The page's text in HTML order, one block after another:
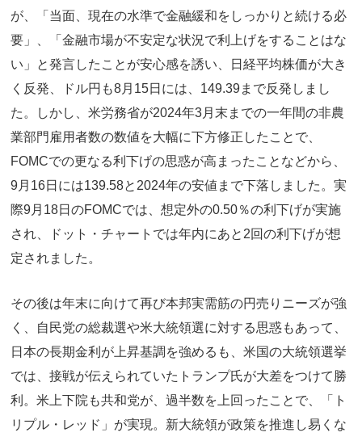
が、「当面、現在の水準で金融緩和をしっかりと続ける必
要」、「金融市場が不安定な状況で利上げをすることはな
い」と発言したことが安心感を誘い、日経平均株価が大き
く反発、ドル円も8月15日には、149.39まで反発しまし
た。しかし、米労務省が2024年3月末までの一年間の非農
業部門雇用者数の数値を大幅に下方修正したことで、
FOMCでの更なる利下げの思惑が高まったことなどから、
9月16日には139.58と2024年の安値まで下落しました。実
際9月18日のFOMCでは、想定外の0.50％の利下げが実施
され、ドット・チャートでは年内にあと2回の利下げが想
定されました。
その後は年末に向けて再び本邦実需筋の円売りニーズが強
く、自民党の総裁選や米大統領選に対する思惑もあって、
日本の長期金利が上昇基調を強めるも、米国の大統領選挙
では、接戦が伝えられていたトランプ氏が大差をつけて勝
利。米上下院も共和党が、過半数を上回ったことで、「ト
リプル・レッド」が実現。新大統領が政策を推進し易くな